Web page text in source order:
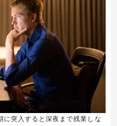
に突入すると深夜まで残業しな